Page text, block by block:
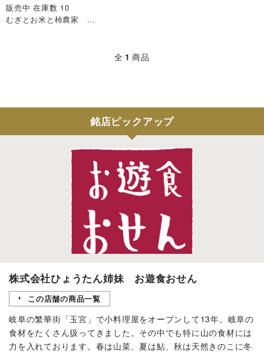
販売中 在庫数 10
むぎとお米と柿農家 ...
全 1 商品
銘店ピックアップ
株式会社ひょうたん姉妹 お遊食おせん
この店舗の商品一覧
岐阜の繁華街「玉宮」で小料理屋をオープンして13年。岐阜の
食材をたくさん扱ってきました。その中でも特に山の食材には
力を入れております。春は山菜、夏は鮎、秋は天然きのこに冬